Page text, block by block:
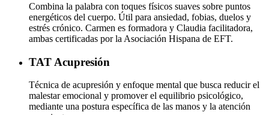
Combina la palabra con toques físicos suaves sobre puntos
energéticos del cuerpo. Útil para ansiedad, fobias, duelos y
estrés crónico. Carmen es formadora y Claudia facilitadora,
ambas certificadas por la Asociación Hispana de EFT.
TAT Acupresión
Técnica de acupresión y enfoque mental que busca reducir el
malestar emocional y promover el equilibrio psicológico,
mediante una postura específica de las manos y la atención